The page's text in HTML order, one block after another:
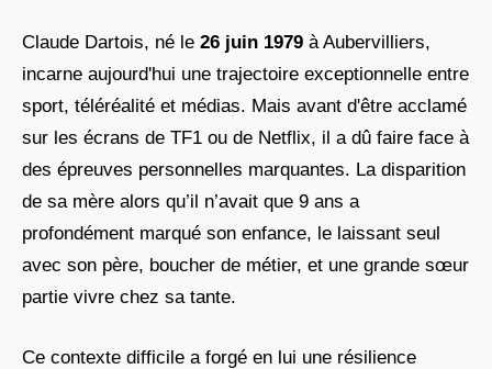
Claude Dartois, né le 26 juin 1979 à Aubervilliers,
incarne aujourd'hui une trajectoire exceptionnelle entre
sport, téléréalité et médias. Mais avant d'être acclamé
sur les écrans de TF1 ou de Netflix, il a dû faire face à
des épreuves personnelles marquantes. La disparition
de sa mère alors qu’il n’avait que 9 ans a
profondément marqué son enfance, le laissant seul
avec son père, boucher de métier, et une grande sœur
partie vivre chez sa tante.
Ce contexte difficile a forgé en lui une résilience